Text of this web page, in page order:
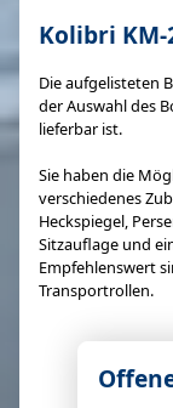
Kolibri
Die aufgelisteten
der Auswahl des
lieferbar ist.
Sie haben die
verschiedenes
Heckspiegel,
Sitzauflage und
Empfehlenswert
Transportrollen.